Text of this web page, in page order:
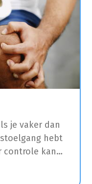
je vaker dan
hebt
controle kan
belangrijk om